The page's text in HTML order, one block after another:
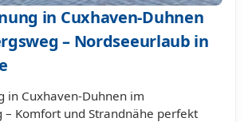
in Cuxhaven-Duhnen
– Nordseeurlaub in
in Cuxhaven-Duhnen im
– Komfort und Strandnähe perfekt